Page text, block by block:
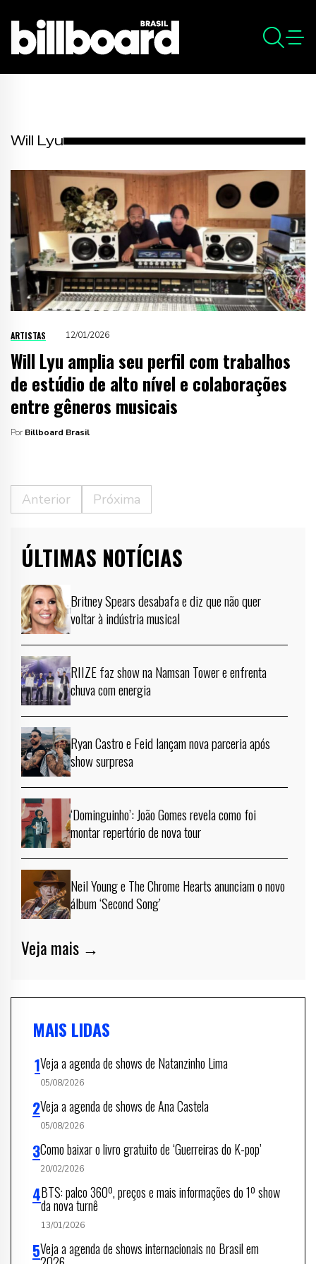
Will Lyu
ARTISTAS 12/01/2026
Will Lyu amplia seu perfil com trabalhos
de estúdio de alto nível e colaborações
entre gêneros musicais
Por Billboard Brasil
Anterior Próxima
ÚLTIMAS NOTÍCIAS
Britney Spears desabafa e diz que não quer
voltar à indústria musical
RIIZE faz show na Namsan Tower e enfrenta
chuva com energia
Ryan Castro e Feid lançam nova parceria após
show surpresa
‘Dominguinho’: João Gomes revela como foi
montar repertório de nova tour
Neil Young e The Chrome Hearts anunciam o novo
álbum ‘Second Song’
Veja mais →
MAIS LIDAS
Veja a agenda de shows de Natanzinho Lima
05/08/2026
Veja a agenda de shows de Ana Castela
05/08/2026
Como baixar o livro gratuito de ‘Guerreiras do K-pop’
20/02/2026
BTS: palco 360º, preços e mais informações do 1º show
da nova turnê
13/01/2026
Veja a agenda de shows internacionais no Brasil em